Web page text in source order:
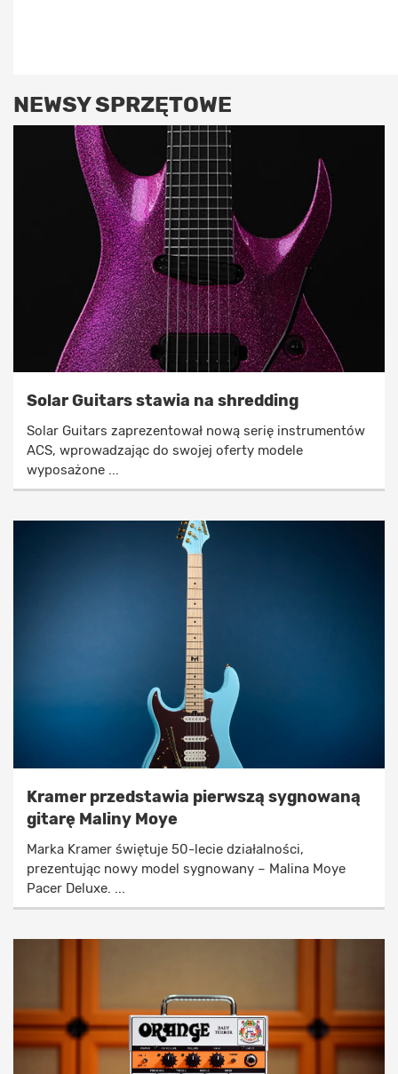
NEWSY SPRZĘTOWE
Solar Guitars stawia na shredding
Solar Guitars zaprezentował nową serię instrumentów
ACS, wprowadzając do swojej oferty modele
wyposażone ...
Kramer przedstawia pierwszą sygnowaną
gitarę Maliny Moye
Marka Kramer świętuje 50-lecie działalności,
prezentując nowy model sygnowany – Malina Moye
Pacer Deluxe. ...